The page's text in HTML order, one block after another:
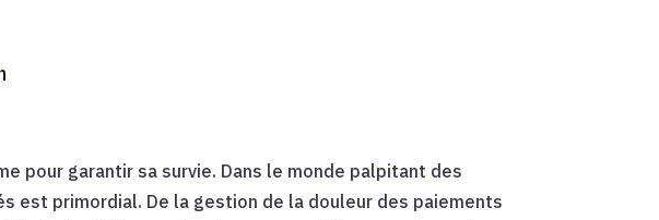
pour garantir sa survie. Dans le monde palpitant des
est primordial. De la gestion de la douleur des paiements